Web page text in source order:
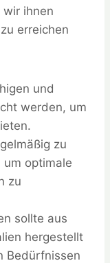
ihnen
erreichen
und
werden, um
zu
optimale
zu
sollte aus
hergestellt
Bedürfnissen